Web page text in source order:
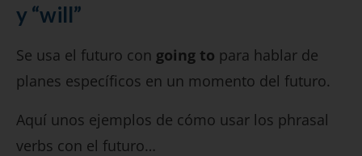
y “will”
Se usa el futuro con going to para hablar de
planes específicos en un momento del futuro.
Aquí unos ejemplos de cómo usar los phrasal
verbs con el futuro…